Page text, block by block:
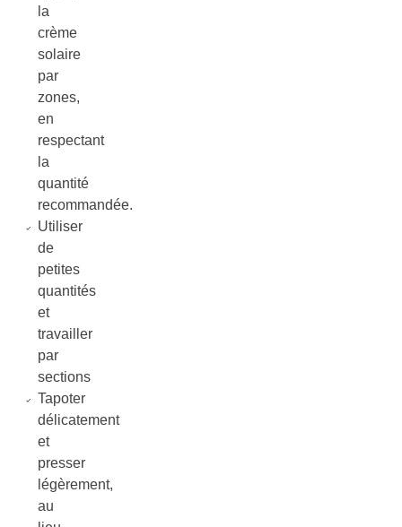
la
crème
solaire
par
zones,
en
respectant
la
quantité
recommandée.
Utiliser
de
petites
quantités
et
travailler
par
sections
Tapoter
délicatement
et
presser
légèrement,
au